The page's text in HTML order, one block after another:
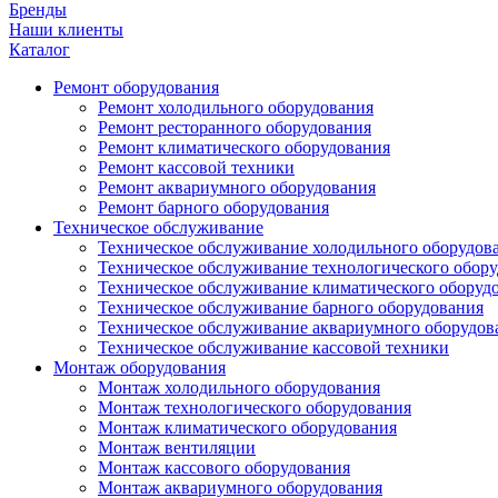
Бренды
Наши клиенты
Каталог
Ремонт оборудования
Ремонт холодильного оборудования
Ремонт ресторанного оборудования
Ремонт климатического оборудования
Ремонт кассовой техники
Ремонт аквариумного оборудования
Ремонт барного оборудования
Техническое обслуживание
Техническое обслуживание холодильного
Техническое обслуживание технологического
Техническое обслуживание климатического
Техническое обслуживание барного оборудования
Техническое обслуживание аквариумного
Техническое обслуживание кассовой техники
Монтаж оборудования
Монтаж холодильного оборудования
Монтаж технологического оборудования
Монтаж климатического оборудования
Монтаж вентиляции
Монтаж кассового оборудования
Монтаж аквариумного оборудования